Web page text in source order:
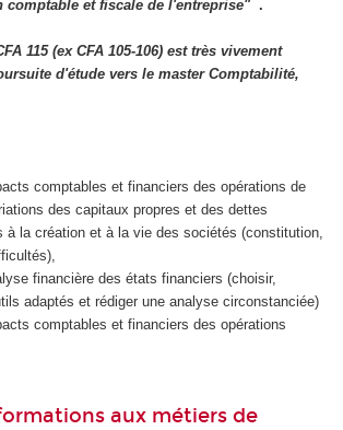
comptable et fiscale de l'entreprise" .
115 (ex CFA 105-106) est très vivement
d'étude vers le master Comptabilité,
comptables et financiers des opérations de
des capitaux propres et des dettes
à la création et à la vie des sociétés (constitution,
financière des états financiers (choisir,
adaptés et rédiger une analyse circonstanciée)
comptables et financiers des opérations
aux métiers de